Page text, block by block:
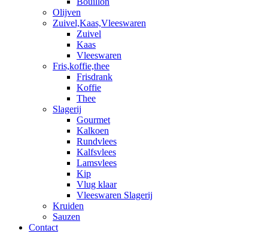
Olijven
Zuivel,Kaas,Vleeswaren
Zuivel
Kaas
Vleeswaren
Fris,koffie,thee
Frisdrank
Koffie
Thee
Slagerij
Gourmet
Kalkoen
Rundvlees
Kalfsvlees
Lamsvlees
Kip
Vlug klaar
Vleeswaren Slagerij
Kruiden
Sauzen
Contact